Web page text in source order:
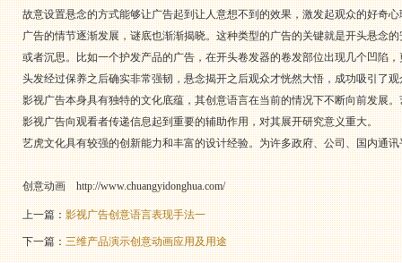
故意设置悬念的方式能够让广告起到让人意想不到的效果，激发起观众的好奇
广告的情节逐渐发展，谜底也渐渐揭晓。这种类型的广告的关键就是开头悬念
或者沉思。比如一个护发产品的广告，在开头卷发器的卷发部位出现几个凹陷
头发经过保养之后确实非常强韧，悬念揭开之后观众才恍然大悟，成功吸引了
影视广告本身具有独特的文化底蕴，其创意语言在当前的情况下不断向前发展
影视广告向观看者传递信息起到重要的辅助作用，对其展开研究意义重大。
艺虎文化具有较强的创新能力和丰富的设计经验。为许多政府、公司、国内通
创意动画http://www.chuangyidonghua.com/
上一篇：影视广告创意语言表现手法一
下一篇：三维产品演示创意动画应用及用途